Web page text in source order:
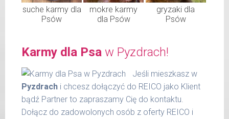
suche karmy dla
Psów
mokre karmy
dla Psów
gryzaki dla
Psów
Karmy dla Psa w Pyzdrach!
Jeśli mieszkasz w
Pyzdrach i chcesz dołączyć do REICO jako Klient
bądź Partner to zapraszamy Cię do kontaktu.
Dołącz do zadowolonych osób z oferty REICO i